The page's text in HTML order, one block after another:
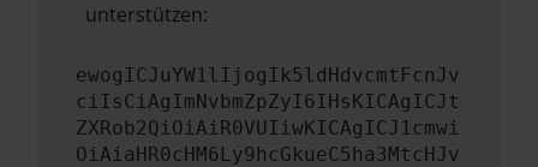
unterstützen:
ewogICJuYW1lIjogIk5ldHdvcmtFcnJv
ciIsCiAgImNvbmZpZyI6IHsKICAgICJt
ZXRob2QiOiAiR0VUIiwKICAgICJ1cmwi
OiAiaHR0cHM6Ly9hcGkueC5ha3MtcHJv